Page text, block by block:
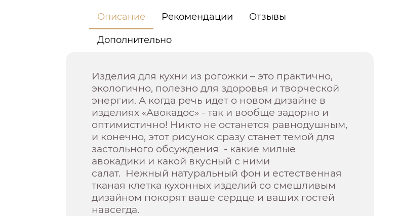
Описание Рекомендации Отзывы
Дополнительно
Изделия для кухни из рогожки – это практично,
экологично, полезно для здоровья и творческой
энергии. А когда речь идет о новом дизайне в
изделиях «Авокадос» - так и вообще задорно и
оптимистично! Никто не останется равнодушным,
и конечно, этот рисунок сразу станет темой для
застольного обсуждения - какие милые
авокадики и какой вкусный с ними
салат. Нежный натуральный фон и естественная
тканая клетка кухонных изделий со смешливым
дизайном покорят ваше сердце и ваших гостей
навсегда.